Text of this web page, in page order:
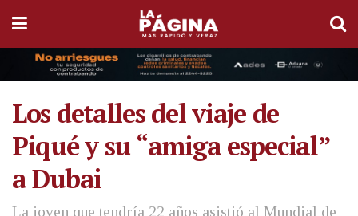
Los detalles del viaje de
Piqué y su “amiga especial”
a Dubai
La joven que tendría 22 años asistió al Mundial de